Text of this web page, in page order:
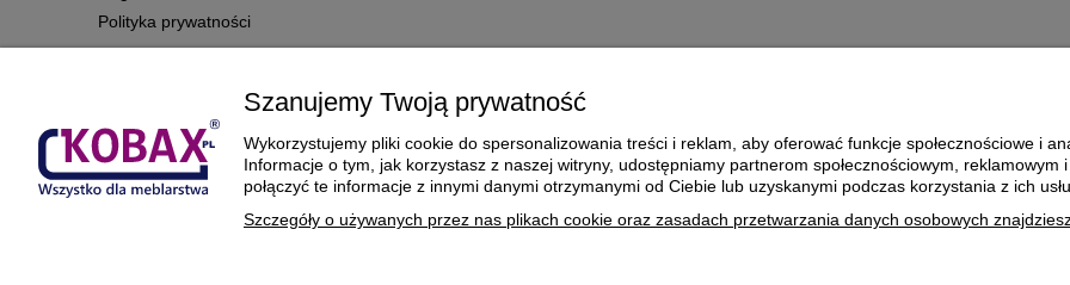
Polityka prywatności
BEZPIECZNE PŁATNOŚCI ORAZ DOSTAWASzanujemy Twoją prywatność
Wykorzystujemy pliki cookie do spersonalizowania treści i reklam, aby oferować funkcje społecznościowe i
Informacje o tym, jak korzystasz z naszej witryny, udostępniamy partnerom społecznościowym, reklamowym
połączyć te informacje z innymi danymi otrzymanymi od Ciebie lub uzyskanymi podczas korzystania z ich
Szczegóły o używanych przez nas plikach cookie oraz zasadach przetwarzania danych osobowych